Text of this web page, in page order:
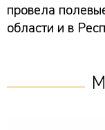
провела
области и в